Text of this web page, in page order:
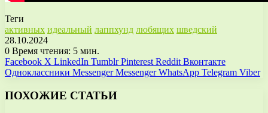
Теги
активных идеальный лаппхунд любящих шведский
28.10.2024
0 Время чтения: 5 мин.
Facebook X LinkedIn Tumblr Pinterest Reddit Вконтакте
Одноклассники Messenger Messenger WhatsApp Telegram Viber
ПОХОЖИЕ СТАТЬИ